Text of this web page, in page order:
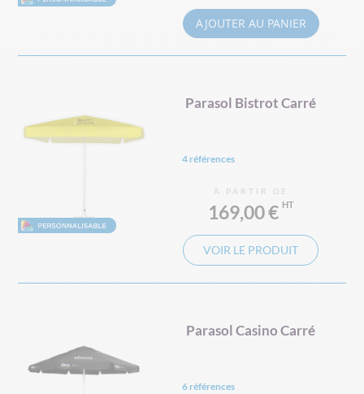
AJOUTER AU PANIER
Parasol Bistrot Carré
4 références
À PARTIR DE
169,00 €
VOIR LE PRODUIT
Parasol Casino Carré
6 références